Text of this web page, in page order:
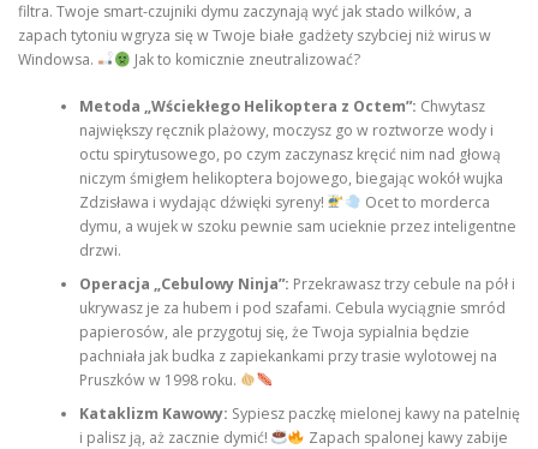
filtra. Twoje smart-czujniki dymu zaczynają wyć jak stado wilków, a
zapach tytoniu wgryza się w Twoje białe gadżety szybciej niż wirus w
Windowsa.
Jak to komicznie zneutralizować?
Metoda „Wściekłego Helikoptera z Octem”: Chwytasz
największy ręcznik plażowy, moczysz go w roztworze wody i
octu spirytusowego, po czym zaczynasz kręcić nim nad głową
niczym śmigłem helikoptera bojowego, biegając wokół wujka
Zdzisława i wydając dźwięki syreny!
Ocet to morderca
dymu, a wujek w szoku pewnie sam ucieknie przez inteligentne
drzwi.
Operacja „Cebulowy Ninja”: Przekrawasz trzy cebule na pół i
ukrywasz je za hubem i pod szafami. Cebula wyciągnie smród
papierosów, ale przygotuj się, że Twoja sypialnia będzie
pachniała jak budka z zapiekankami przy trasie wylotowej na
Pruszków w 1998 roku.
Kataklizm Kawowy: Sypiesz paczkę mielonej kawy na patelnię
i palisz ją, aż zacznie dymić!
Zapach spalonej kawy zabije